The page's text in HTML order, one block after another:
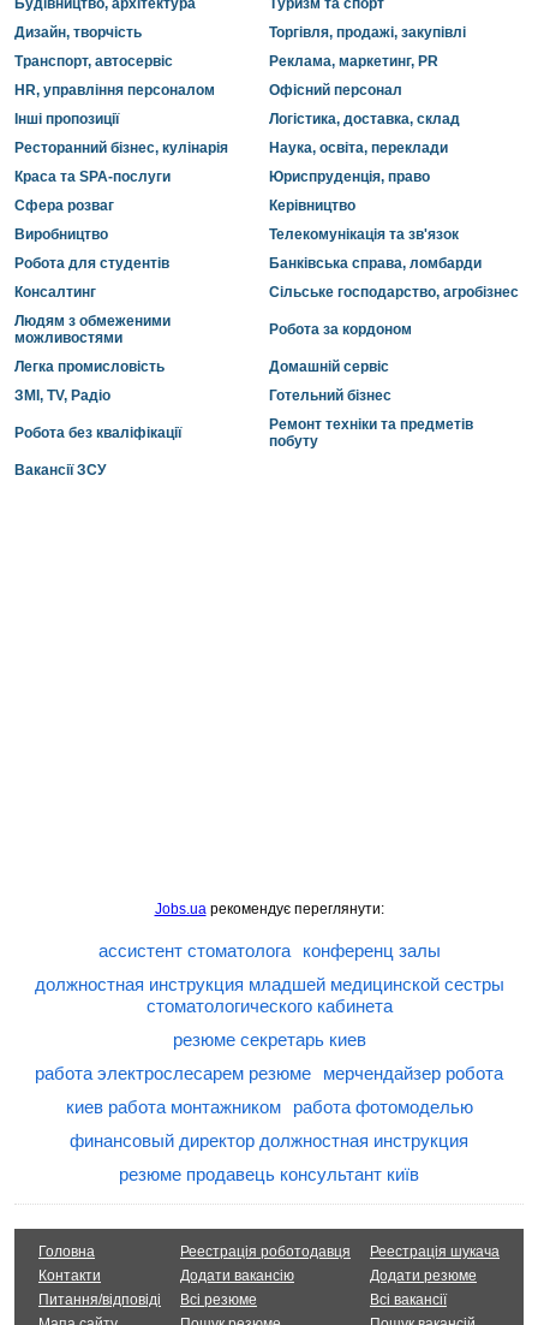
Будівництво, архітектура
Туризм та спорт
Дизайн, творчість
Торгівля, продажі, закупівлі
Транспорт, автосервіс
Реклама, маркетинг, PR
HR, управління персоналом
Офісний персонал
Інші пропозиції
Логістика, доставка, склад
Ресторанний бізнес, кулінарія
Наука, освіта, переклади
Краса та SPA-послуги
Юриспруденція, право
Сфера розваг
Керівництво
Виробництво
Телекомунікація та зв'язок
Робота для студентів
Банківська справа, ломбарди
Консалтинг
Сільське господарство, агробізнес
Людям з обмеженими
можливостями
Робота за кордоном
Легка промисловість
Домашній сервіс
ЗМІ, TV, Радіо
Готельний бізнес
Робота без кваліфікації
Ремонт техніки та предметів
побуту
Вакансії ЗСУ
Jobs.uaрекомендує переглянути:
ассистент стоматолога
конференц залы
должностная инструкция младшей медицинской сестры
стоматологического кабинета
резюме секретарь киев
работа электрослесарем резюме
мерчендайзер робота
киев работа монтажником
работа фотомоделью
финансовый директор должностная инструкция
резюме продавець консультант київ
Головна
Контакти
Питання/відповіді
Реестрація роботодавця
Додати вакансію
Всі резюме
Реестрація шукача
Додати резюме
Всі вакансії